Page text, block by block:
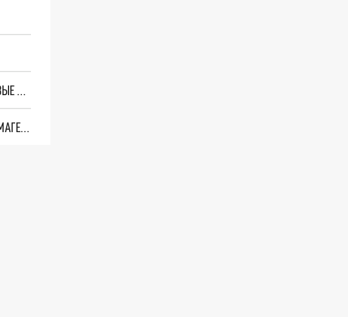
"ОЧЕНЬ ПЛОХИЕ НОВОСТИ": БОЛЬШАЯ ОШИБКА PALANTIR В РОССИИ. СТРАНЫ НАТО ВПЕРВЫЕ ЗА СВО ОСТАНОВИЛИ ПОСТАВКИ ОРУЖИЯ. ВСУ ТЕРЯЮТ ПРИГРАНИЧЬЕ?
ТРИ ГЛАВНЫХ ИНСАЙДА ОБ СВО. ОТМЕНА МОБИЛИЗАЦИИ И ВОЗВРАЩЕНИЕ "ГЕНЕРАЛА АРМАГЕДДОНА"? ОТЛИЧНЫЕ НОВОСТИ, КОТОРЫЕ ЖДАЛИ ВСЕ